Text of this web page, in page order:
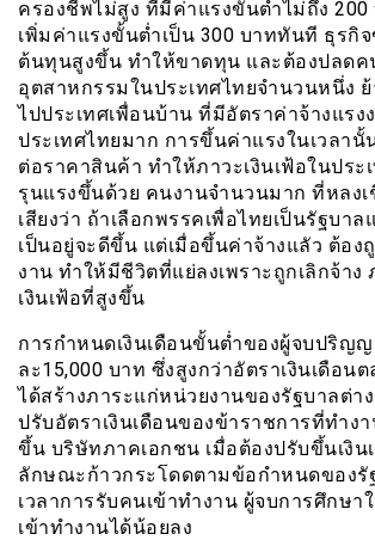
ครองชีพไม่สูง ที่มีค่าแรงขั้นต่ำไม่ถึง 200
เพิ่มค่าแรงขั้นต่ำเป็น 300 บาททันที ธุรกิ
ต้นทุนสูงขึ้น ทำให้ขาดทุน และต้องปลดค
อุตสาหกรรมในประเทศไทยจำนวนหนึ่ง
ไปประเทศเพื่อนบ้าน ที่มีอัตราค่าจ้างแรง
ประเทศไทยมาก การขึ้นค่าแรงในเวลานั้
ต่อราคาสินค้า ทำให้ภาวะเงินเฟ้อในประ
รุนแรงขึ้นด้วย คนงานจำนวนมาก ที่หลง
เสียงว่า ถ้าเลือกพรรคเพื่อไทยเป็นรัฐบา
เป็นอยู่จะดีขึ้น แต่เมื่อขึ้นค่าจ้างแลัว ต้อง
งาน ทำให้มีชีวิตที่แย่ลงเพราะถูกเลิกจ้าง
เงินเฟ้อที่สูงขึ้น
การกำหนดเงินเดือนขั้นต่ำของผู้จบปริญ
ละ15,000 บาท ซึ่งสูงกว่าอัตราเงินเดือน
ได้สร้างภาระแก่หน่วยงานของรัฐบาลต่า
ปรับอัตราเงินเดือนของข้าราชการที่ทำง
ขึ้น บริษัทภาคเอกชน เมื่อต้องปรับขึ้นเงิน
ลักษณะก้าวกระโดดตามข้อกำหนดของรั
เวลาการรับคนเข้าทำงาน ผู้จบการศึกษา
เข้าทำงานได้น้อยลง